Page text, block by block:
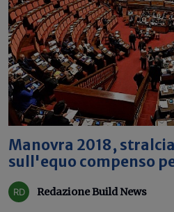
Manovra 2018,
sull'equo compenso
Redazione Build News